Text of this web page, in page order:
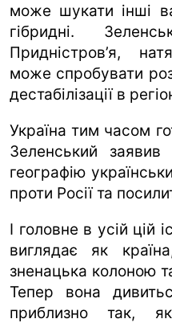
може шукати інші
гібридні.
Придністров’я,
може спробувати
дестабілізації в
Україна тим часом
Зеленський
географію
проти Росії та
І головне в усій цій
виглядає як
зненацька колоною
Тепер вона
приблизно так,